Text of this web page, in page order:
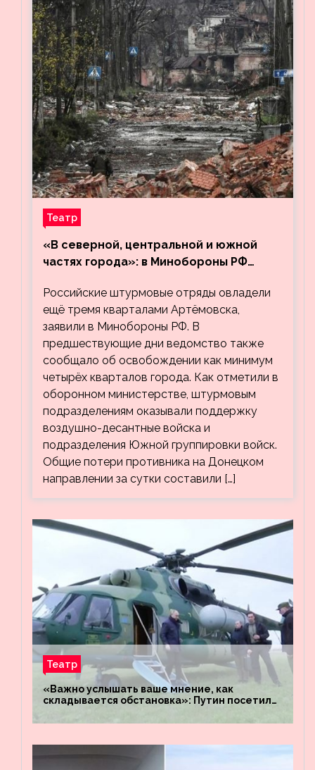
Театр
«В северной, центральной и южной
частях города»: в Минобороны РФ
кварталов Артёмовска
Российские штурмовые отряды овладели
ещё тремя кварталами Артёмовска,
заявили в Минобороны РФ. В
предшествующие дни ведомство также
сообщало об освобождении как минимум
четырёх кварталов города. Как отметили в
оборонном министерстве, штурмовым
подразделениям оказывали поддержку
воздушно-десантные войска и
подразделения Южной группировки войск.
Общие потери противника на Донецком
направлении за сутки составили […]
Театр
«Важно услышать ваше мнение, как
складывается обстановка»: Путин посетил
«Восток»